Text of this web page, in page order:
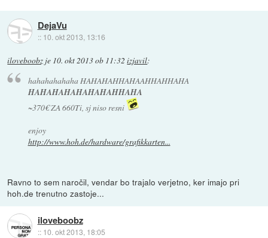
DejaVu
:: 10. okt 2013, 13:16
iloveboobz je 10. okt 2013 ob 11:32 izjavil:
hahahahahaha HAHAHAHHAHAAHHAHHAHA
HAHAHAHAHAHAHAHHAHA
~370€ ZA 660Ti, sj niso resni
enjoy
http://www.hoh.de/hardware/grafikkarten...
Ravno to sem naročil, vendar bo trajalo verjetno, ker imajo pri
hoh.de trenutno zastoje...
iloveboobz
:: 10. okt 2013, 18:05